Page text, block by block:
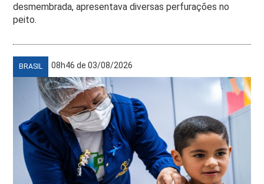
desmembrada, apresentava diversas perfurações no
peito.
BRASIL 08h46 de 03/08/2026